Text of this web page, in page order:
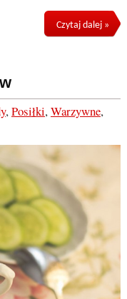
Czytaj dalej »
,Posiłki,Warzywne,